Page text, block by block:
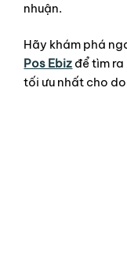
nhuận.
Hãy khám phá
Pos Ebiz để tìm
tối ưu nhất cho